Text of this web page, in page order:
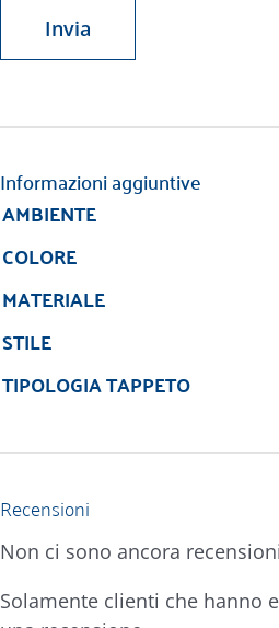
Informazioni aggiuntive
AMBIENTE
COLORE
MATERIALE
STILE
TIPOLOGIA TAPPETO
Recensioni
Non ci sono ancora
Solamente clienti che hanno